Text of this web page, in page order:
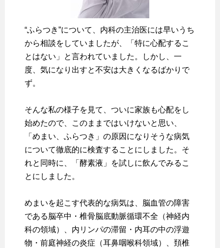
“ふらつき”について、内科の主治医には早いうち
から相談をしていましたが、「特に心配するこ
とはない」と言われていました。しかし、一
度、気になり出すと不安は大きくなるばかりで
ず。
そんな私の様子を見て、ついに家族も心配をし
始めたので、このままではいけないと思い、
「めまい、ふらつき」の原因になりそうな病気
について徹底的に検査することにしました。そ
れと同時に、「酵素液」を試しに飲んでみるこ
とにしました。
めまいを起こす代表的な病気は、脳血管の障害
である脳卒中・椎骨脳底動脈循環不全（神経内
科の領域）、内リンパの滞留・内耳の中の浮遊
物・前庭神経の炎症（耳鼻咽喉科領域）、頚椎